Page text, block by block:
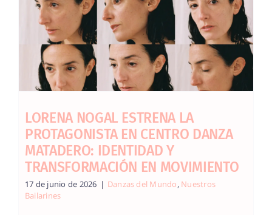
LORENA NOGAL ESTRENA LA
PROTAGONISTA EN CENTRO DANZA
MATADERO: IDENTIDAD Y
TRANSFORMACIÓN EN MOVIMIENTO
17 de junio de 2026 | Danzas del Mundo, Nuestros
Bailarines